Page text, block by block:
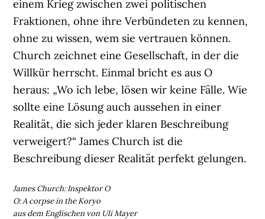
einem Krieg zwischen zwei politischen
Fraktionen, ohne ihre Verbündeten zu kennen,
ohne zu wissen, wem sie vertrauen können.
Church zeichnet eine Gesellschaft, in der die
Willkür herrscht. Einmal bricht es aus O
heraus: „Wo ich lebe, lösen wir keine Fälle. Wie
sollte eine Lösung auch aussehen in einer
Realität, die sich jeder klaren Beschreibung
verweigert?“ James Church ist die
Beschreibung dieser Realität perfekt gelungen.
James Church: Inspektor O
O: A corpse in the Koryo
aus dem Englischen von Uli Mayer